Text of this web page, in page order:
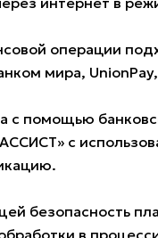
операции
мира,
с помощью
с
безопасность